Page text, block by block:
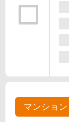
マンション